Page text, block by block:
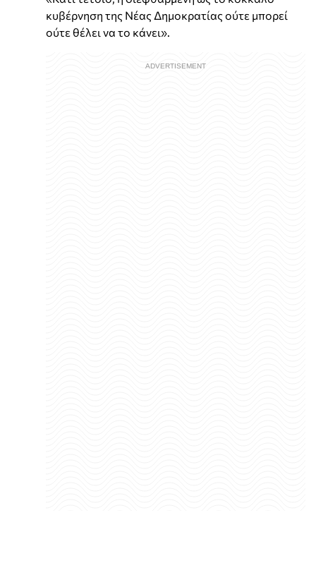
κυβέρνηση της Νέας Δημοκρατίας ούτε μπορεί
ούτε θέλει να το κάνει».